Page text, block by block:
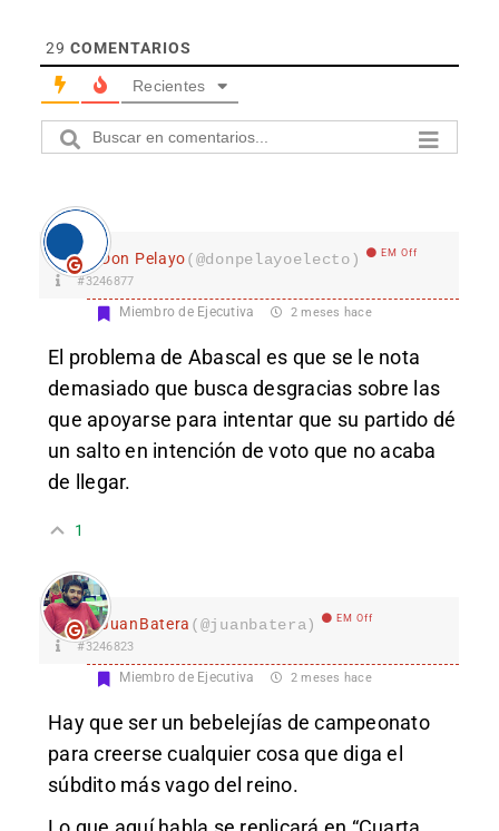
29 COMENTARIOS
Recientes
Don Pelayo(@donpelayoelecto) EM Off
#3246877
Miembro de Ejecutiva 2 meses hace
El problema de Abascal es que se le nota
demasiado que busca desgracias sobre las
que apoyarse para intentar que su partido dé
un salto en intención de voto que no acaba
de llegar.
1
JuanBatera (@juanbatera) EM Off
#3246823
Miembro de Ejecutiva 2 meses hace
Hay que ser un bebelejías de campeonato
para creerse cualquier cosa que diga el
súbdito más vago del reino.